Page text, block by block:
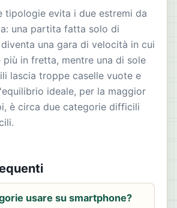
tipologie evita i due estremi da
una partita fatta solo di
una gara di velocità in cui
in fretta, mentre una di sole
lascia troppe caselle vuote e
ideale, per la maggior
è circa due categorie difficili
usare su smartphone?